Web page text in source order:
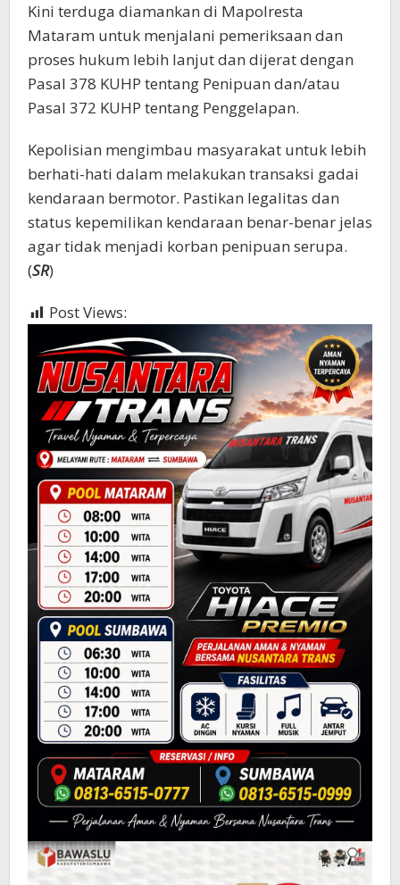
Kini terduga diamankan di Mapolresta
Mataram untuk menjalani pemeriksaan dan
proses hukum lebih lanjut dan dijerat dengan
Pasal 378 KUHP tentang Penipuan dan/atau
Pasal 372 KUHP tentang Penggelapan.
Kepolisian mengimbau masyarakat untuk lebih
berhati-hati dalam melakukan transaksi gadai
kendaraan bermotor. Pastikan legalitas dan
status kepemilikan kendaraan benar-benar jelas
agar tidak menjadi korban penipuan serupa.
(SR)
Post Views: